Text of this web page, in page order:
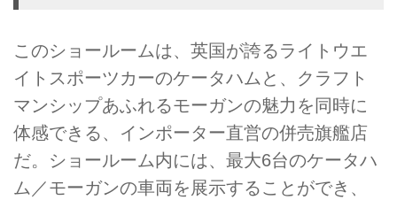
このショールームは、英国が誇るライトウエ
イトスポーツカーのケータハムと、クラフト
マンシップあふれるモーガンの魅力を同時に
体感できる、インポーター直営の併売旗艦店
だ。ショールーム内には、最大6台のケータハ
ム／モーガンの車両を展示することができ、